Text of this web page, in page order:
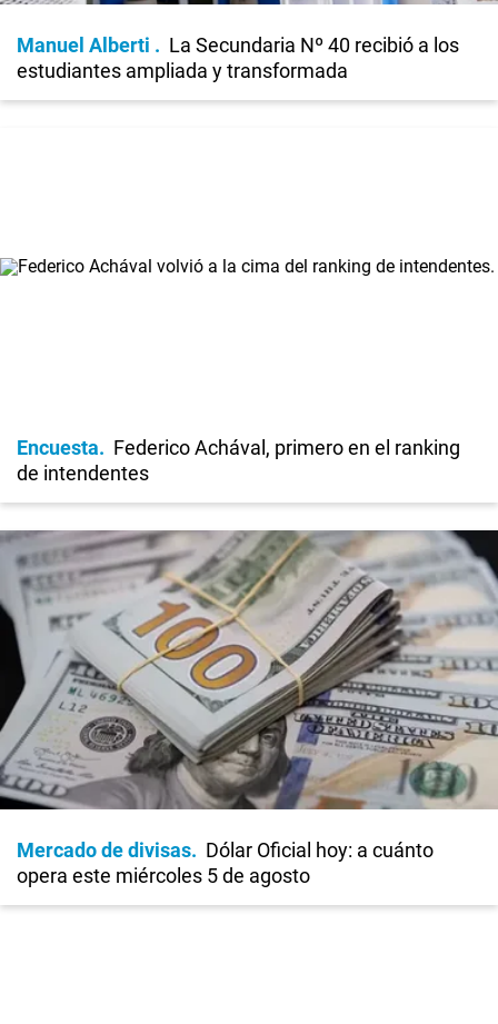
Manuel Alberti
La Secundaria Nº 40 recibió a los
estudiantes ampliada y transformada
Encuesta
Federico Achával, primero en el ranking
de intendentes
Mercado de divisas
Dólar Oficial hoy: a cuánto
opera este miércoles 5 de agosto